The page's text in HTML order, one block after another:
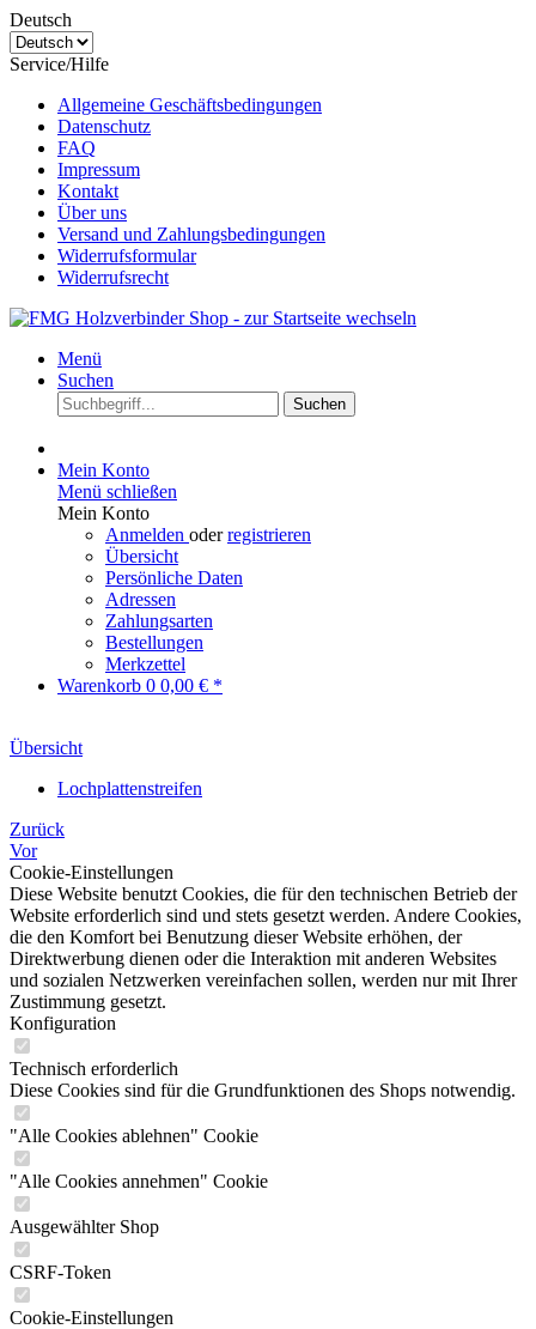
Deutsch
Service/Hilfe
Allgemeine Geschäftsbedingungen
Datenschutz
FAQ
Impressum
Kontakt
Über uns
Versand und Zahlungsbedingungen
Widerrufsformular
Widerrufsrecht
Menü
Suchen
Suchen
Mein Konto
Menü schließen
Mein Konto
Anmelden oderregistrieren
Übersicht
Persönliche Daten
Adressen
Zahlungsarten
Bestellungen
Merkzettel
Warenkorb 0 0,00 € *
Übersicht
Lochplattenstreifen
Zurück
Vor
Cookie-Einstellungen
Diese Website benutzt Cookies, die für den technischen Betrieb der
Website erforderlich sind und stets gesetzt werden. Andere Cookies,
die den Komfort bei Benutzung dieser Website erhöhen, der
Direktwerbung dienen oder die Interaktion mit anderen Websites
und sozialen Netzwerken vereinfachen sollen, werden nur mit Ihrer
Zustimmung gesetzt.
Konfiguration
Technisch erforderlich
Diese Cookies sind für die Grundfunktionen des Shops notwendig.
"Alle Cookies ablehnen" Cookie
"Alle Cookies annehmen" Cookie
Ausgewählter Shop
CSRF-Token
Cookie-Einstellungen